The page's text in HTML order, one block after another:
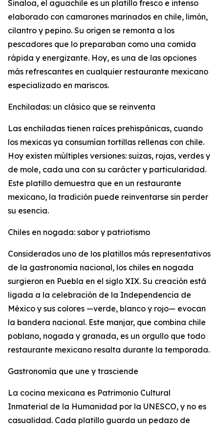
Sinaloa, el aguachile es un platillo fresco e intenso
elaborado con camarones marinados en chile, limón,
cilantro y pepino. Su origen se remonta a los
pescadores que lo preparaban como una comida
rápida y energizante. Hoy, es una de las opciones
más refrescantes en cualquier restaurante mexicano
especializado en mariscos.
Enchiladas: un clásico que se reinventa
Las enchiladas tienen raíces prehispánicas, cuando
los mexicas ya consumían tortillas rellenas con chile.
Hoy existen múltiples versiones: suizas, rojas, verdes y
de mole, cada una con su carácter y particularidad.
Este platillo demuestra que en un restaurante
mexicano, la tradición puede reinventarse sin perder
su esencia.
Chiles en nogada: sabor y patriotismo
Considerados uno de los platillos más representativos
de la gastronomía nacional, los chiles en nogada
surgieron en Puebla en el siglo XIX. Su creación está
ligada a la celebración de la Independencia de
México y sus colores —verde, blanco y rojo— evocan
la bandera nacional. Este manjar, que combina chile
poblano, nogada y granada, es un orgullo que todo
restaurante mexicano resalta durante la temporada.
Gastronomía que une y trasciende
La cocina mexicana es Patrimonio Cultural
Inmaterial de la Humanidad por la UNESCO, y no es
casualidad. Cada platillo guarda un pedazo de